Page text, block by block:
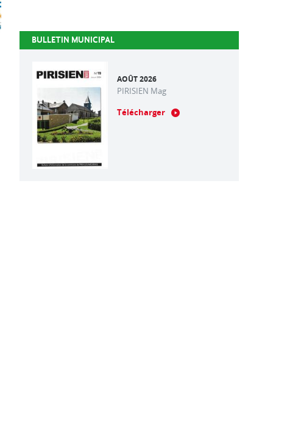
BULLETIN MUNICIPAL
AOÛT 2026
PIRISIEN Mag
Télécharger